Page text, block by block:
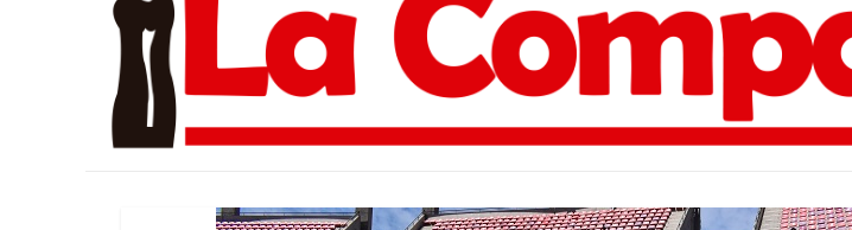
las
Compañías